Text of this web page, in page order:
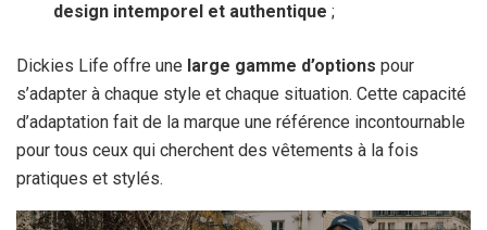
design intemporel et authentique ;
Dickies Life offre une large gamme d’options pour
s’adapter à chaque style et chaque situation. Cette capacité
d’adaptation fait de la marque une référence incontournable
pour tous ceux qui cherchent des vêtements à la fois
pratiques et stylés.